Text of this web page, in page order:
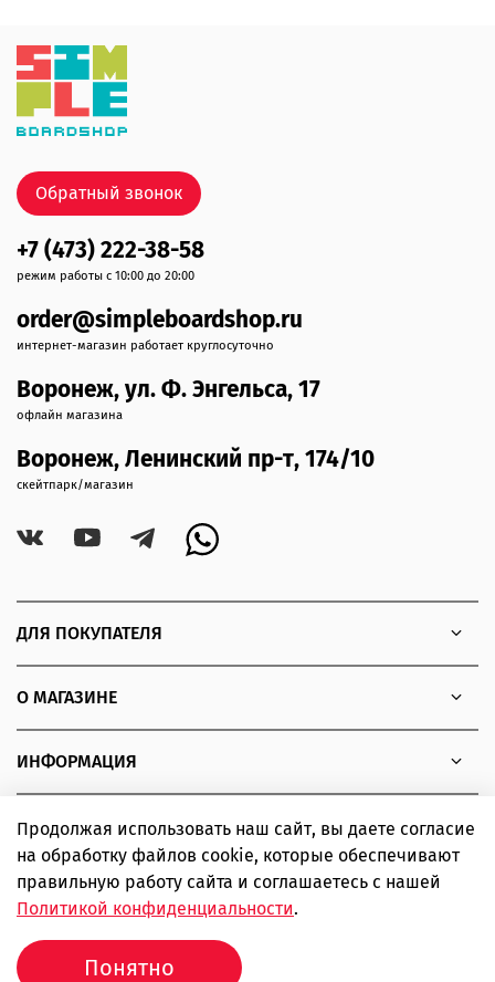
ДЛЯ ПОКУПАТЕЛЯ
О МАГАЗИНЕ
ИНФОРМАЦИЯ
+7 (473) 222-38-58
режим работы с 10:00 до 20:00
order@simpleboardshop.ru
интернет-магазин работает круглосуточно
Воронеж, ул. Ф. Энгельса, 17
офлайн магазина
Воронеж, Ленинский пр-т, 174/10
скейтпарк/магазин
Обратный звонок
Copyright © 2010 - 2026 Интернет-магазин товаров для
экстремальных видов спорта SIMPLE boardshop
ИП Шаповалов Дмитрий Александрович ИНН 366319502443
ОГРНИП 310366823500102
Продолжая использовать наш сайт, вы даете согласие
на обработку файлов cookie, которые обеспечивают
правильную работу сайта и соглашаетесь с нашей
Политикой конфиденциальности.
Понятно